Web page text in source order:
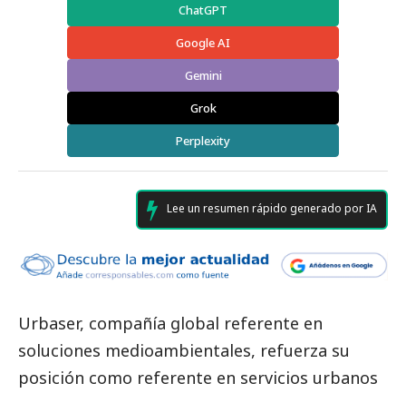
ChatGPT
Google AI
Gemini
Grok
Perplexity
Lee un resumen rápido generado por IA
Urbaser, compañía global referente en
soluciones medioambientales, refuerza su
posición como referente en servicios urbanos